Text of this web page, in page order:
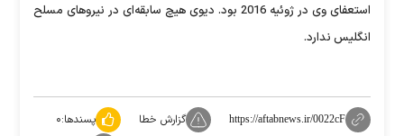
استعفای وی در ژوئیه 2016 بود. دیوی هیچ سابقه‌ای در نیروهای مسلح
انگلیس ندارد.
https://aftabnews.ir/0022cF گزارش خطا پسندها:۰